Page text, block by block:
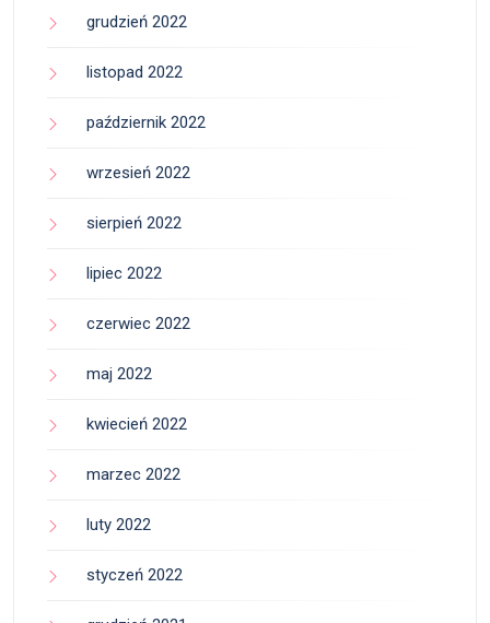
grudzień 2022
listopad 2022
październik 2022
wrzesień 2022
sierpień 2022
lipiec 2022
czerwiec 2022
maj 2022
kwiecień 2022
marzec 2022
luty 2022
styczeń 2022